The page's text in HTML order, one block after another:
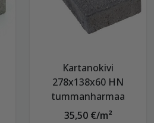
Kartanokivi
278x138x60 HN
tummanharmaa
35,50 €/m²